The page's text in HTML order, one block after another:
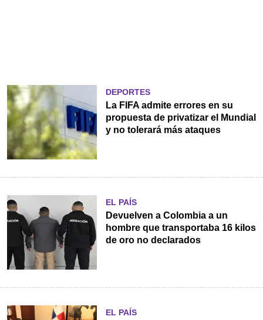
DEPORTES
La FIFA admite errores en su
propuesta de privatizar el Mundial
y no tolerará más ataques
EL PAÍS
Devuelven a Colombia a un
hombre que transportaba 16 kilos
de oro no declarados
EL PAÍS